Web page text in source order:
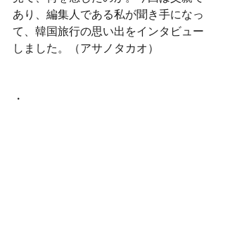
あり、編集人である私が聞き手になっ
て、韓国旅行の思い出をインタビュー
しました。（アサノタカオ）
・